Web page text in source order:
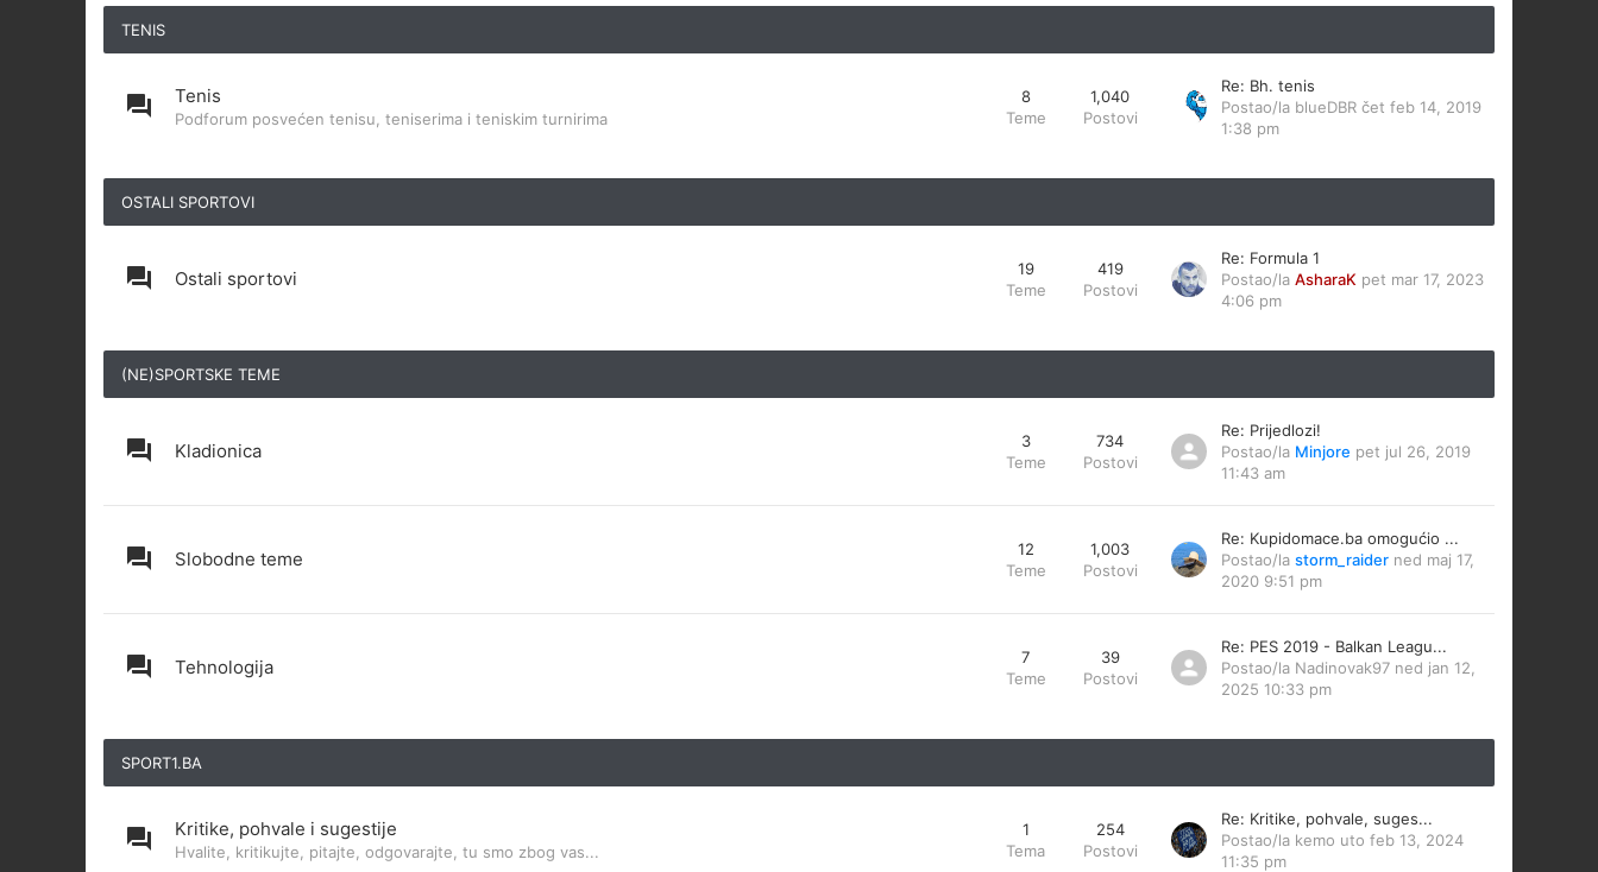
TENIS
Tenis
Podforum posvećen tenisu, teniserima i teniskim turnirima
8
Teme
1,040
Postovi
Re: Bh. tenis
Postao/la blueDBR čet feb 14, 2019
1:38 pm
OSTALI SPORTOVI
Ostali sportovi
19
Teme
419
Postovi
Re: Formula 1
Postao/la AsharaK pet mar 17, 2023
4:06 pm
(NE)SPORTSKE TEME
Kladionica
3
Teme
734
Postovi
Re: Prijedlozi!
Postao/la Minjore pet jul 26, 2019
11:43 am
Slobodne teme
12
Teme
1,003
Postovi
Re: Kupidomace.ba omogućio ...
Postao/la storm_raider ned maj 17,
2020 9:51 pm
Tehnologija
7
Teme
39
Postovi
Re: PES 2019 - Balkan Leagu...
Postao/la Nadinovak97 ned jan 12,
2025 10:33 pm
SPORT1.BA
Kritike, pohvale i sugestije
Hvalite, kritikujte, pitajte, odgovarajte, tu smo zbog vas...
1
Tema
254
Postovi
Re: Kritike, pohvale, suges...
Postao/la kemo uto feb 13, 2024
11:35 pm